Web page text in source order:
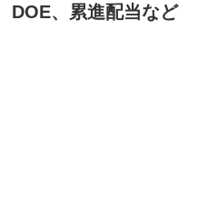
DOE、累進配当など